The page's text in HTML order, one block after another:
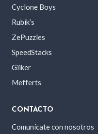
Cyclone Boys
Rubik’s
ZePuzzles
SpeedStacks
Giiker
Mefferts
CONTACTO
Comunícate con nosotros